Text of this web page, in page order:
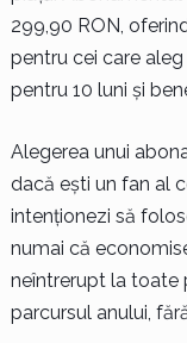
299,90 RON,
pentru cei care
pentru 10 luni și
Alegerea unui
dacă ești un fan al
intenționezi să
numai că
neîntrerupt la toate
parcursul anului,